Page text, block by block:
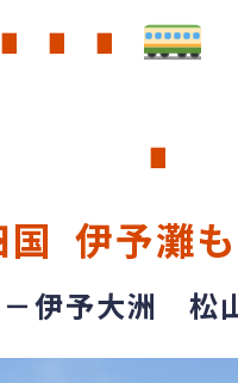
∎ ∎
∎
国 伊予灘も
伊予大洲 松